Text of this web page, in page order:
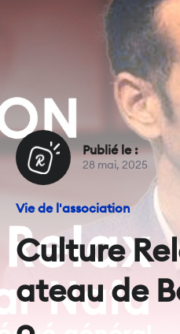
Publié le :
28 mai, 2025
Vie de l'association
Culture
ateau de